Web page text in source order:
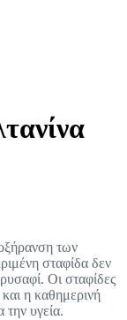
των
σταφίδα δεν
Οι σταφίδες
η καθημερινή
υγεία.